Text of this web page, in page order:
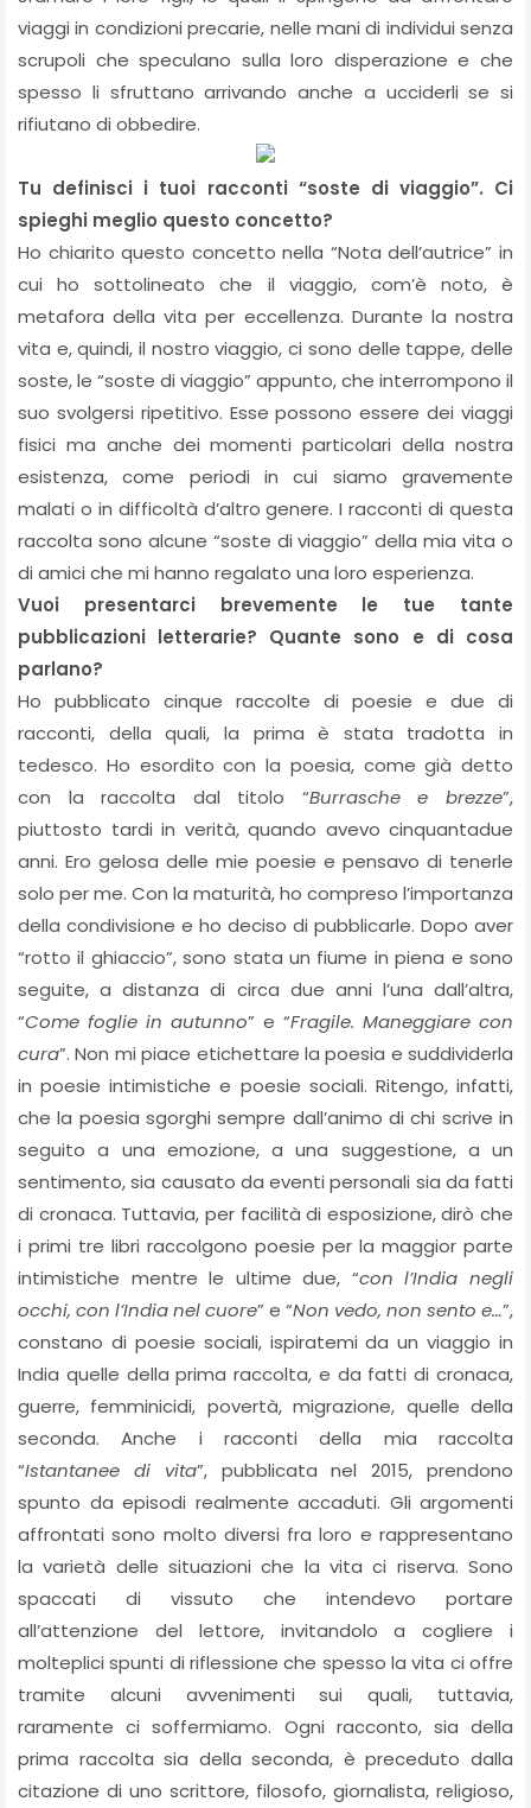
viaggi in condizioni precarie, nelle mani di individui senza
scrupoli che speculano sulla loro disperazione e che
spesso li sfruttano arrivando anche a ucciderli se si
rifiutano di obbedire.
Tu definisci i tuoi racconti “soste di viaggio”. Ci
spieghi meglio questo concetto?
Ho chiarito questo concetto nella “Nota dell’autrice” in
cui ho sottolineato che il viaggio, com’è noto, è
metafora della vita per eccellenza. Durante la nostra
vita e, quindi, il nostro viaggio, ci sono delle tappe, delle
soste, le “soste di viaggio” appunto, che interrompono il
suo svolgersi ripetitivo. Esse possono essere dei viaggi
fisici ma anche dei momenti particolari della nostra
esistenza, come periodi in cui siamo gravemente
malati o in difficoltà d’altro genere. I racconti di questa
raccolta sono alcune “soste di viaggio” della mia vita o
di amici che mi hanno regalato una loro esperienza.
Vuoi presentarci brevemente le tue tante
pubblicazioni letterarie? Quante sono e di cosa
parlano?
Ho pubblicato cinque raccolte di poesie e due di
racconti, della quali, la prima è stata tradotta in
tedesco. Ho esordito con la poesia, come già detto
con la raccolta dal titolo “Burrasche e brezze”,
piuttosto tardi in verità, quando avevo cinquantadue
anni. Ero gelosa delle mie poesie e pensavo di tenerle
solo per me. Con la maturità, ho compreso l’importanza
della condivisione e ho deciso di pubblicarle. Dopo aver
“rotto il ghiaccio”, sono stata un fiume in piena e sono
seguite, a distanza di circa due anni l’una dall’altra,
“Come foglie in autunno” e “Fragile. Maneggiare con
cura”. Non mi piace etichettare la poesia e suddividerla
in poesie intimistiche e poesie sociali. Ritengo, infatti,
che la poesia sgorghi sempre dall’animo di chi scrive in
seguito a una emozione, a una suggestione, a un
sentimento, sia causato da eventi personali sia da fatti
di cronaca. Tuttavia, per facilità di esposizione, dirò che
i primi tre libri raccolgono poesie per la maggior parte
intimistiche mentre le ultime due, “con l’India negli
occhi, con l’India nel cuore” e “Non vedo, non sento e…”,
constano di poesie sociali, ispiratemi da un viaggio in
India quelle della prima raccolta, e da fatti di cronaca,
guerre, femminicidi, povertà, migrazione, quelle della
seconda. Anche i racconti della mia raccolta
“Istantanee di vita”, pubblicata nel 2015, prendono
spunto da episodi realmente accaduti. Gli argomenti
affrontati sono molto diversi fra loro e rappresentano
la varietà delle situazioni che la vita ci riserva. Sono
spaccati di vissuto che intendevo portare
all’attenzione del lettore, invitandolo a cogliere i
molteplici spunti di riflessione che spesso la vita ci offre
tramite alcuni avvenimenti sui quali, tuttavia,
raramente ci soffermiamo. Ogni racconto, sia della
prima raccolta sia della seconda, è preceduto dalla
citazione di uno scrittore, filosofo, giornalista, religioso,